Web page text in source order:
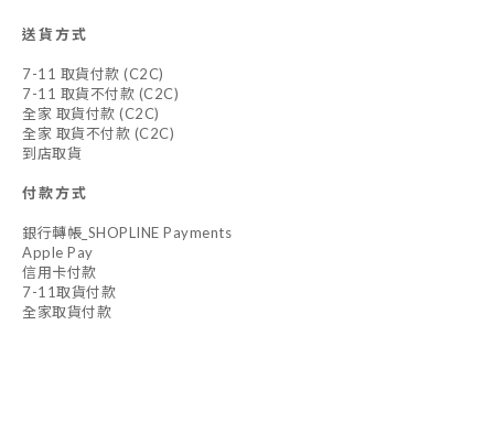
送貨方式
7-11 取貨付款 (C2C)
7-11 取貨不付款 (C2C)
全家 取貨付款 (C2C)
全家 取貨不付款 (C2C)
到店取貨
付款方式
銀行轉帳_SHOPLINE Payments
Apple Pay
信用卡付款
7-11取貨付款
全家取貨付款